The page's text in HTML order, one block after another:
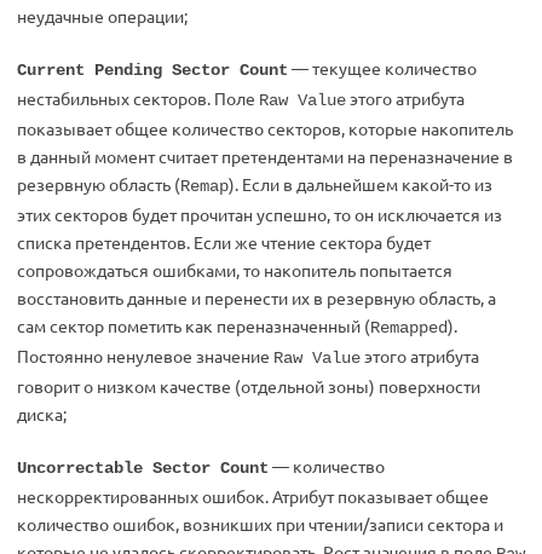
неудачные операции;
Current Pending Sector Count — текущее количество
нестабильных секторов. Поле Raw Valueэтого атрибута
показывает общее количество секторов, которые накопитель
в данный момент считает претендентами на переназначение в
резервную область (Remap). Если в дальнейшем какой-то из
этих секторов будет прочитан успешно, то он исключается из
списка претендентов. Если же чтение сектора будет
сопровождаться ошибками, то накопитель попытается
восстановить данные и перенести их в резервную область, а
сам сектор пометить как переназначенный (Remapped).
Постоянно ненулевое значение Raw Valueэтого атрибута
говорит о низком качестве (отдельной зоны) поверхности
диска;
Uncorrectable Sector Count — количество
нескорректированных ошибок. Атрибут показывает общее
количество ошибок, возникших при чтении/записи сектора и